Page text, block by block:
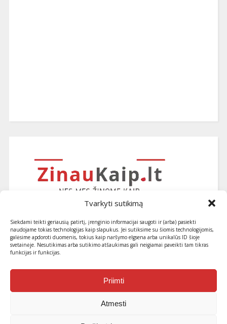
Tvarkyti sutikimą
Siekdami teikti geriausią patirtį, įrenginio informacijai saugoti ir (arba) pasiekti
naudojame tokias technologijas kaip slapukus. Jei sutiksime su šiomis technologijomis,
galėsime apdoroti duomenis, tokius kaip naršymo elgsena arba unikalūs ID šioje
svetainėje. Nesutikimas arba sutikimo atšaukimas gali neigiamai paveikti tam tikras
funkcijas ir funkcijas.
Priimti
Atmesti
Užsiprenumeruokite naujausius
straipsnius ir patarimus